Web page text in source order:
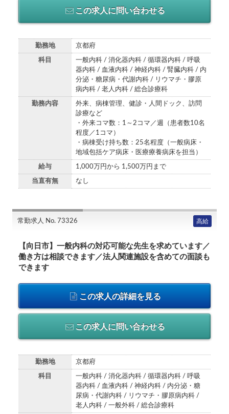
この求人に問い合わせる
勤務地 京都府
科目
一般内科 / 消化器内科 / 循環器内科 / 呼吸
器内科 / 血液内科 / 神経内科 / 腎臓内科 / 内
分泌・糖尿病・代謝内科 / リウマチ・膠原
病内科 / 老人内科 / 総合診療科
勤務内容
外来、病棟管理、健診・人間ドック、訪問
診療など
・外来コマ数：1～2コマ／週（患者数10名
程度／1コマ）
・病棟受け持ち数：25名程度（一般病床・
地域包括ケア病床・医療療養病床を担当）
給与 1,000万円から 1,500万円まで
当直有無 なし
常勤求人 No. 73326 高給
【向日市】一般内科の対応可能な先生を求めています／
働き方は相談できます／法人関連施設を含めての面談も
できます
この求人の詳細を見る
この求人に問い合わせる
勤務地 京都府
科目
一般内科 / 消化器内科 / 循環器内科 / 呼吸
器内科 / 血液内科 / 神経内科 / 内分泌・糖
尿病・代謝内科 / リウマチ・膠原病内科 /
老人内科 / 一般外科 / 総合診療科